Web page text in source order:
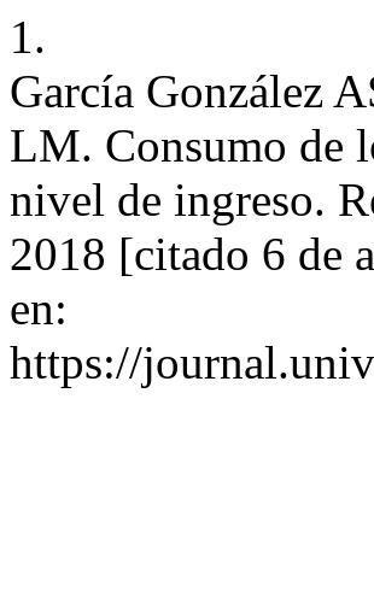
1.
García González
LM. Consumo de
nivel de ingreso.
2018 [citado 6 de
en:
https://